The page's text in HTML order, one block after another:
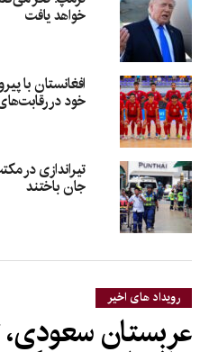
خواهد یافت
افغانستان با
خود در رقابت‌های
تیراندازی در
جان باختند
رویداد های اخیر
عربستان سعودی،